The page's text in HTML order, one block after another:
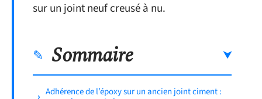
sur un joint neuf creusé à nu.
Sommaire
Adhérence de l’époxy sur un ancien joint ciment :